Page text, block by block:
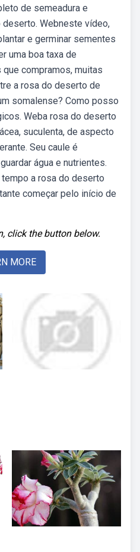
de semeadura e
Webneste vídeo,
e germinar sementes
uma boa taxa de
compramos, muitas
a rosa do deserto de
somalense? Como posso
Weba rosa do deserto
suculenta, de aspecto
Seu caule é
água e nutrientes.
a rosa do deserto
começar pelo início de
click the button below.
MORE